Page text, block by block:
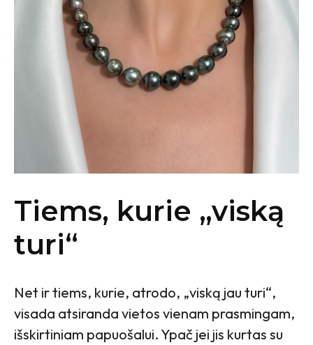
Tiems, kurie „viską
turi“
Net ir tiems, kurie, atrodo, „viską jau turi“,
visada atsiranda vietos vienam prasmingam,
išskirtiniam papuošalui. Ypač jei jis kurtas su